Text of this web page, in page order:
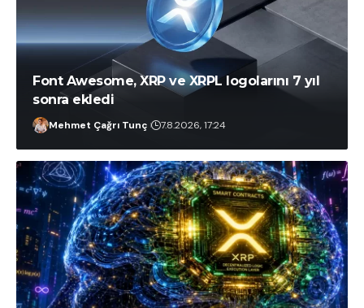
Güvenç Koçkaya 7.8.2026, 19:18
Font Awesome, XRP ve XRPL logolarını 7 yıl
sonra ekledi
Mehmet Çağrı Tunç 7.8.2026, 17:24